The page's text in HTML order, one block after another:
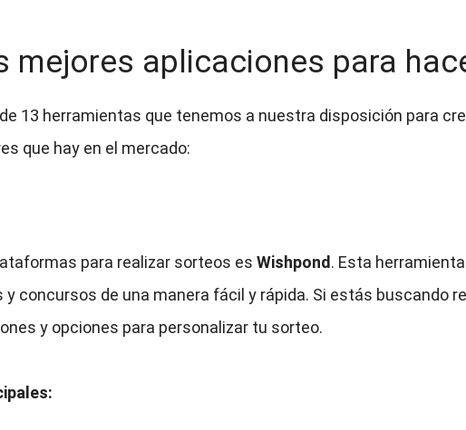
mejores aplicaciones para
13 herramientas que tenemos a nuestra disposición para
que hay en el mercado:
para realizar sorteos es Wishpond. Esta
concursos de una manera fácil y rápida. Si estás buscando
y opciones para personalizar tu sorteo.